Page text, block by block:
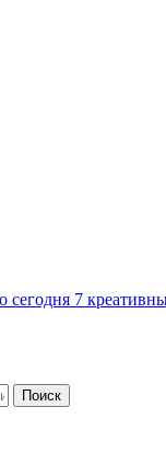
сегодня 7
Поиск